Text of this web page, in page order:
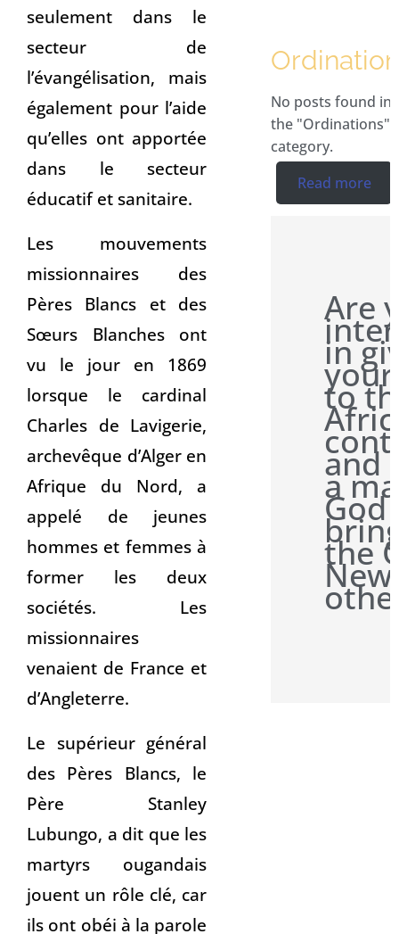
seulement dans le
secteur de
l’évangélisation, mais
également pour l’aide
qu’elles ont apportée
dans le secteur
éducatif et sanitaire.
Les mouvements
missionnaires des
Pères Blancs et des
Sœurs Blanches ont
vu le jour en 1869
lorsque le cardinal
Charles de Lavigerie,
archevêque d’Alger en
Afrique du Nord, a
appelé de jeunes
hommes et femmes à
former les deux
sociétés. Les
missionnaires
venaient de France et
d’Angleterre.
Le supérieur général
des Pères Blancs, le
Père Stanley
Lubungo, a dit que les
martyrs ougandais
jouent un rôle clé, car
ils ont obéi à la parole
No posts found in
the "Ordinations"
category.
Read more
Are
in
to
and
a
God
the